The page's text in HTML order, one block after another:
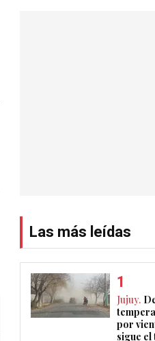
Las más leídas
Jujuy.
por
sigue el